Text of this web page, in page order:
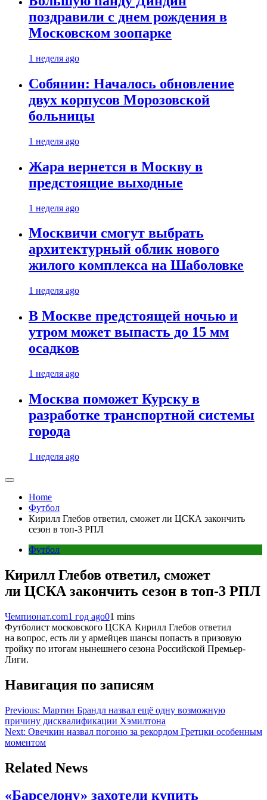
поздравили с днем рождения в
Московском зоопарке
1 неделя ago
Собянин: Началось обновление
двух корпусов Морозовской
больницы
1 неделя ago
Жара вернется в Москву в
предстоящие выходные
1 неделя ago
Москвичи смогут выбрать
архитектурный облик нового
жилого комплекса на Шаболовке
1 неделя ago
В Москве предстоящей ночью и
утром может выпасть до 15 мм
осадков
1 неделя ago
Москва поможет Курску в
разработке транспортной системы
города
1 неделя ago
Home
Футбол
Кирилл Глебов ответил, сможет ли ЦСКА закончить
сезон в топ-3 РПЛ
Футбол
Кирилл Глебов ответил, сможет
ли ЦСКА закончить сезон в топ-3 РПЛ
Чемпионат.com1 год ago01 mins
Футболист московского ЦСКА Кирилл Глебов ответил
на вопрос, есть ли у армейцев шансы попасть в призовую
тройку по итогам нынешнего сезона Российской Премьер-
Лиги.
Навигация по записям
Previous: Мартин Брандл назвал ещё одну возможную
причину дисквалификации Хэмилтона
Next: Овечкин назвал погоню за рекордом Гретцки особенным
моментом
Related News
«Барселону» захотели купить